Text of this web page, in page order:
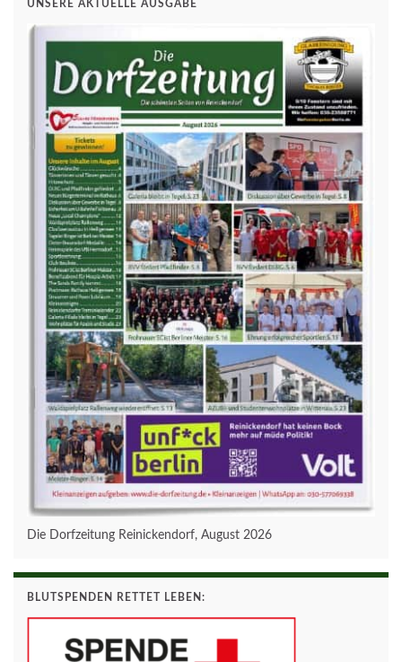
UNSERE AKTUELLE AUSGABE
Die Dorfzeitung Reinickendorf, August 2026
BLUTSPENDEN RETTET LEBEN: